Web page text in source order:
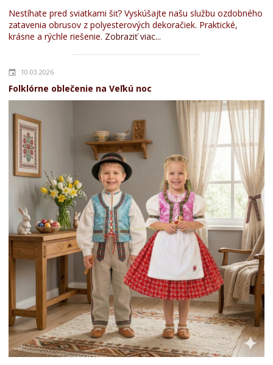
Nestíhate pred sviatkami šiť? Vyskúšajte našu službu ozdobného
zatavenia obrusov z polyesterových dekoračiek. Praktické,
krásne a rýchle riešenie. Zobraziť viac...
10.03.2026
Folklórne oblečenie na Veľkú noc